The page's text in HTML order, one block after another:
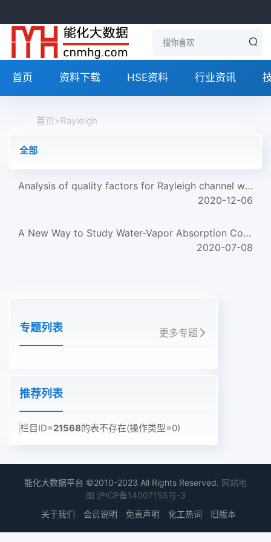
首页 资料下载 HSE资料 行业资讯
首页>Rayleigh
全部
Analysis of quality factors for Rayleigh channel waves
2020-12-06
A New Way to Study Water-Vapor Absorption Coefficient
2020-07-08
专题列表 更多专题
推荐列表
栏目ID=21568的表不存在(操作类型=0)
能化大数据平台 ©2010-2023 All Rights Reserved. 网站地
图 沪ICP备14007155号-3
关于我们
会员说明 免责声明 化工热词 旧版本